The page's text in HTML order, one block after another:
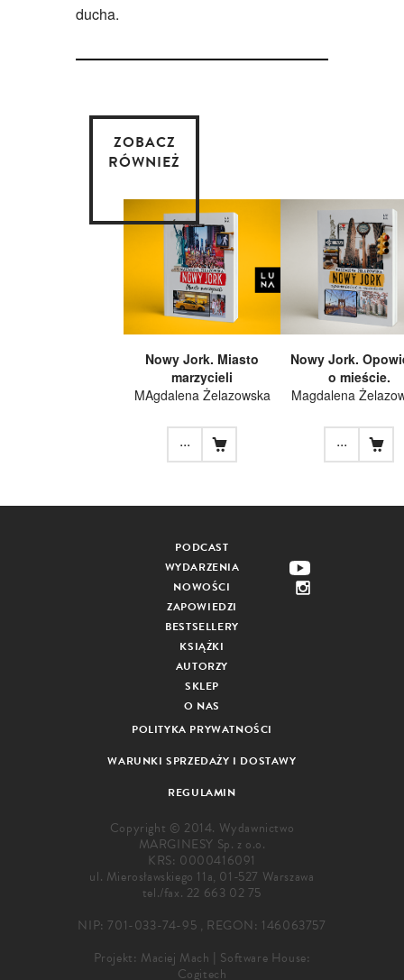
ducha.
ZOBACZ
RÓWNIEŻ
Nowy Jork. Miasto
marzycieli
MAgdalena Żelazowska
...
Nowy Jork.
o mieście.
Magdalena
...
PODCAST
WYDARZENIA
NOWOŚCI
ZAPOWIEDZI
BESTSELLERY
KSIĄŻKI
AUTORZY
SKLEP
O NAS
POLITYKA PRYWATNOŚCI
WARUNKI SPRZEDAŻY I DOSTAWY
REGULAMIN
Copyright © 2014. Wydawnictwo
MARGINESY Sp. z o.o.
KRS: 0000416091
ul. Mierosławskiego 11a, 01-527 Warszawa
tel./fax. 22 663 02 75
NIP: 701-033-74-95 , REGON: 146063757
Projekt: Maciej Mach | Software House:
Cogitech